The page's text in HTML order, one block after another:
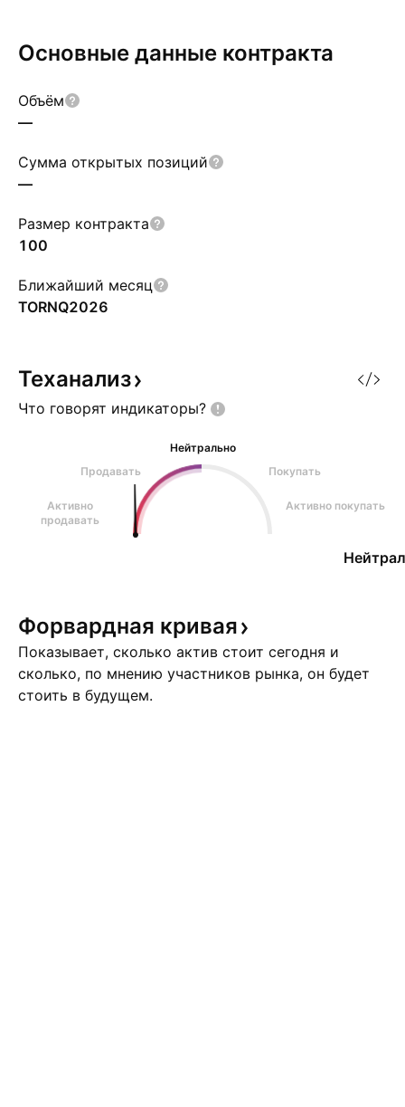
Основные данные контракта
Объём
—
Сумма открытых позиций
—
Размер контракта
100
Ближайший месяц
TORNQ2026
Теханализ
Что говорят индикаторы?
Нейтрально
Продавать
Покупать
Активно
продавать
Активно покупать
Форвардная кривая
Показывает, сколько актив стоит сегодня и
сколько, по мнению участников рынка, он будет
стоить в будущем.